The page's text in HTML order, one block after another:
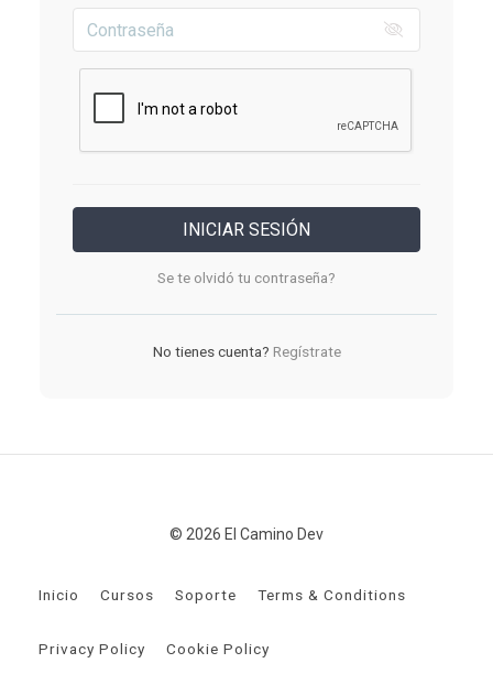
INICIAR SESIÓN
Se te olvidó tu contraseña?
No tienes cuenta? Regístrate
© 2026 El Camino Dev
Inicio Cursos Soporte Terms & Conditions
Privacy Policy Cookie Policy